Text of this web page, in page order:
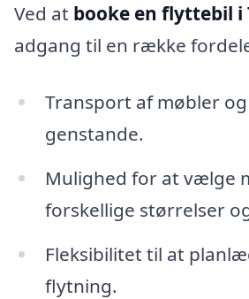
Ved at booke en flyttebil i
adgang til en række
Transport af møbler
genstande.
Mulighed for at vælge
forskellige størrelser
Fleksibilitet til at
flytning.